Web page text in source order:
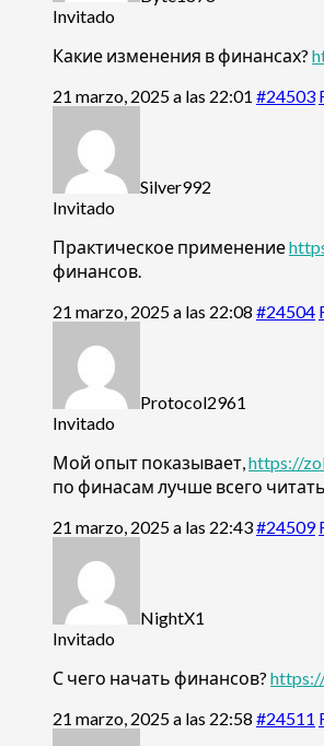
Invitado
Какие изменения в финансах?
21 marzo, 2025 a las 22:01 #24503
Silver992
Invitado
Практическое применение
финансов.
21 marzo, 2025 a las 22:08 #24504
Protocol2961
Invitado
Мой опыт показывает,https://
по финасам лучше всего
21 marzo, 2025 a las 22:43#24509
NightX1
Invitado
С чего начать финансов?
21 marzo, 2025 a las 22:58 #24511